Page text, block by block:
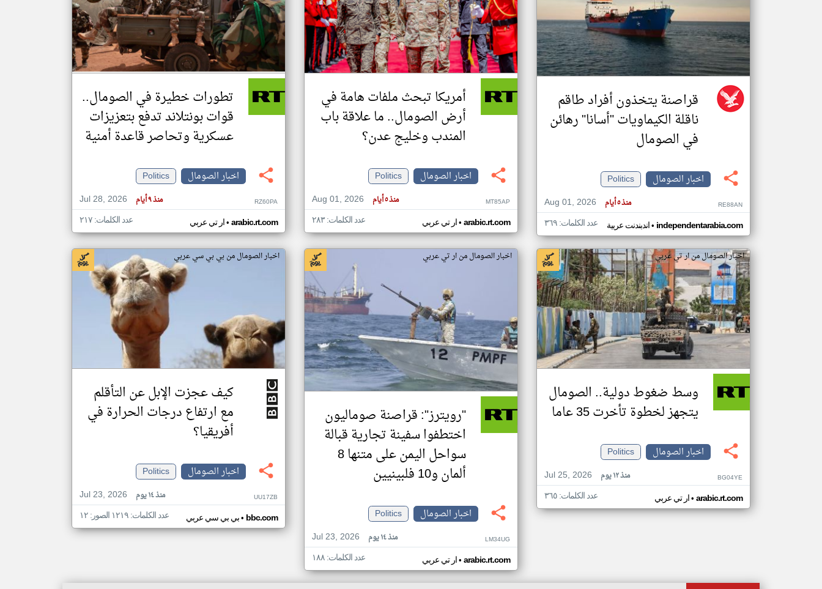
تغيير الدولة
مصادر الأخبار من الصومال
اخبار الصومال على مدار الساعة
أهم اخبار الصومال العاجلة والمباشرة
قراصنة يتخذون أفراد طاقم
ناقلة الكيماويات "أسانا" رهائن
في الصومال
اخبار الصومال
Politics
Aug 01, 2026
منذ ٥ أيام RE88AN
اندبندنت عربية• independentarabia.com عدد الكلمات: ٣٦٩
أمريكا تبحث ملفات هامة في
أرض الصومال.. ما علاقة باب
المندب وخليج عدن؟
اخبار الصومال
Politics
Aug 01, 2026
منذ ٥ أيام MT85AP
ار تي عربي• arabic.rt.com عدد الكلمات: ٢٨٣
تطورات خطيرة في الصومال..
قوات بونتلاند تدفع بتعزيزات
عسكرية وتحاصر قاعدة أمنية
اخبار الصومال
Politics
Jul 28, 2026
منذ ٩ أيام RZ60PA
ار تي عربي• arabic.rt.com عدد الكلمات: ٢١٧
اخبار الصومال من ار تي عربي
وسط ضغوط دولية.. الصومال
يتجهز لخطوة تأخرت 35 عاما
اخبار الصومال
Politics
Jul 25, 2026
منذ ١٢ يوم BG04YE
ار تي عربي• arabic.rt.com عدد الكلمات: ٣٦٥
اخبار الصومال من ار تي عربي
"رويترز": قراصنة صوماليون
اختطفوا سفينة تجارية قبالة
سواحل اليمن على متنها 8
ألمان و10 فلبينيين
اخبار الصومال
Politics
Jul 23, 2026
منذ ١٤ يوم LM34UG
ار تي عربي• arabic.rt.com عدد الكلمات: ١٨٨
اخبار الصومال من بي بي سي عربي
كيف عجزت الإبل عن التأقلم
مع ارتفاع درجات الحرارة في
أفريقيا؟
اخبار الصومال
Politics
Jul 23, 2026
منذ ١٤ يوم UU17ZB
بي بي سي عربي• bbc.com عدد الكلمات: ١٢١٩ الصور: ١٢
klyoum.com